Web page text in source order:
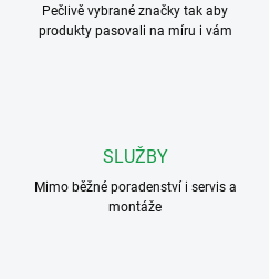
Pečlivě vybrané značky tak aby
produkty pasovali na míru i vám
SLUŽBY
Mimo běžné poradenství i servis a
montáže